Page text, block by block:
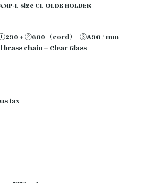
L size CL OLDE HOLDER
+ ②600（cord）=③890 / mm
brass chain + Clear Glass
tax